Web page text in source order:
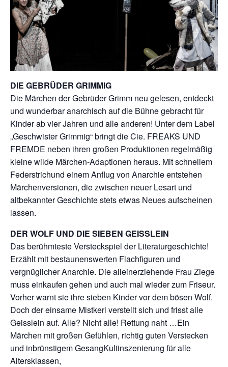
DIE GEBRÜDER GRIMMIG
Die Märchen der Gebrüder Grimm neu gelesen, entdeckt
und wunderbar anarchisch auf die Bühne gebracht für
Kinder ab vier Jahren und alle anderen! Unter dem Label
„Geschwister Grimmig“ bringt die Cie. FREAKS UND
FREMDE neben ihren großen Produktionen regelmäßig
kleine wilde Märchen-Adaptionen heraus. Mit schnellem
Federstrichund einem Anflug von Anarchie entstehen
Märchenversionen, die zwischen neuer Lesart und
altbekannter Geschichte stets etwas Neues aufscheinen
lassen.
DER WOLF UND DIE SIEBEN GEISSLEIN
Das berühmteste Versteckspiel der Literaturgeschichte!
Erzählt mit bestaunenswerten Flachfiguren und
vergnüglicher Anarchie. Die alleinerziehende Frau Ziege
muss einkaufen gehen und auch mal wieder zum Friseur.
Vorher warnt sie ihre sieben Kinder vor dem bösen Wolf.
Doch der einsame Mistkerl verstellt sich und frisst alle
Geisslein auf. Alle? Nicht alle! Rettung naht …Ein
Märchen mit großen Gefühlen, richtig guten Verstecken
und inbrünstigem GesangKultinszenierung für alle
Altersklassen,